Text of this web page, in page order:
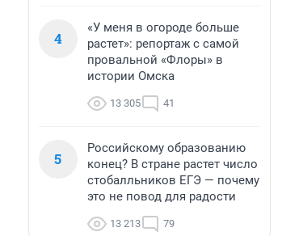
4
«У меня в огороде больше
растет»: репортаж с самой
провальной «Флоры» в
истории Омска
13 305 41
5
Российскому образованию
конец? В стране растет число
стобалльников ЕГЭ — почему
это не повод для радости
13 213 79